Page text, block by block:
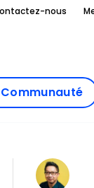
nous
Communauté